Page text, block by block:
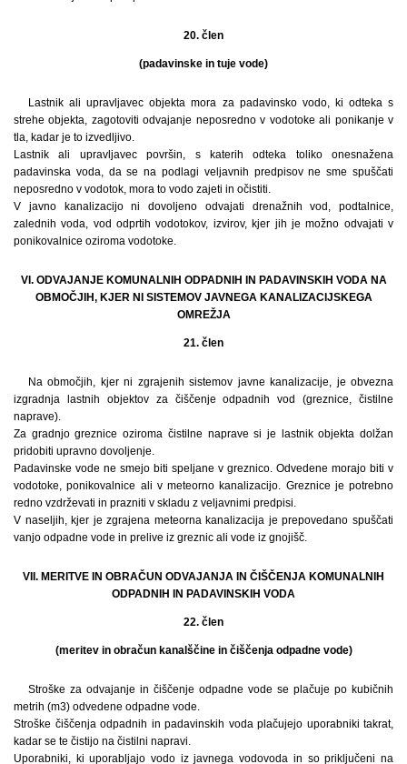
20. člen
(padavinske in tuje vode)
Lastnik ali upravljavec objekta mora za padavinsko vodo, ki odteka s
strehe objekta, zagotoviti odvajanje neposredno v vodotoke ali ponikanje v
tla, kadar je to izvedljivo.
Lastnik ali upravljavec površin, s katerih odteka toliko onesnažena
padavinska voda, da se na podlagi veljavnih predpisov ne sme spuščati
neposredno v vodotok, mora to vodo zajeti in očistiti.
V javno kanalizacijo ni dovoljeno odvajati drenažnih vod, podtalnice,
zalednih voda, vod odprtih vodotokov, izvirov, kjer jih je možno odvajati v
ponikovalnice oziroma vodotoke.
VI. ODVAJANJE KOMUNALNIH ODPADNIH IN PADAVINSKIH VODA NA
OBMOČJIH, KJER NI SISTEMOV JAVNEGA KANALIZACIJSKEGA
OMREŽJA
21. člen
Na območjih, kjer ni zgrajenih sistemov javne kanalizacije, je obvezna
izgradnja lastnih objektov za čiščenje odpadnih vod (greznice, čistilne
naprave).
Za gradnjo greznice oziroma čistilne naprave si je lastnik objekta dolžan
pridobiti upravno dovoljenje.
Padavinske vode ne smejo biti speljane v greznico. Odvedene morajo biti v
vodotoke, ponikovalnice ali v meteorno kanalizacijo. Greznice je potrebno
redno vzdrževati in prazniti v skladu z veljavnimi predpisi.
V naseljih, kjer je zgrajena meteorna kanalizacija je prepovedano spuščati
vanjo odpadne vode in prelive iz greznic ali vode iz gnojišč.
VII. MERITVE IN OBRAČUN ODVAJANJA IN ČIŠČENJA KOMUNALNIH
ODPADNIH IN PADAVINSKIH VODA
22. člen
(meritev in obračun kanalščine in čiščenja odpadne vode)
Stroške za odvajanje in čiščenje odpadne vode se plačuje po kubičnih
metrih (m3) odvedene odpadne vode.
Stroške čiščenja odpadnih in padavinskih voda plačujejo uporabniki takrat,
kadar se te čistijo na čistilni napravi.
Uporabniki, ki uporabljajo vodo iz javnega vodovoda in so priključeni na